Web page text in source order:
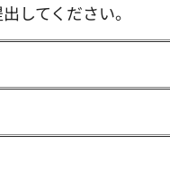
してください。